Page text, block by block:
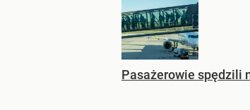
Pasażerowie spędzili